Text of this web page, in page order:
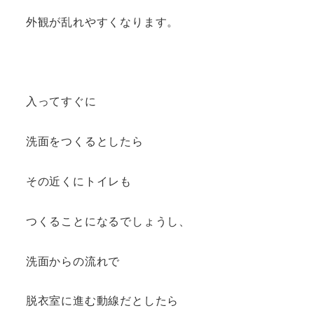
外観が乱れやすくなります。
入ってすぐに
洗面をつくるとしたら
その近くにトイレも
つくることになるでしょうし、
洗面からの流れで
脱衣室に進む動線だとしたら